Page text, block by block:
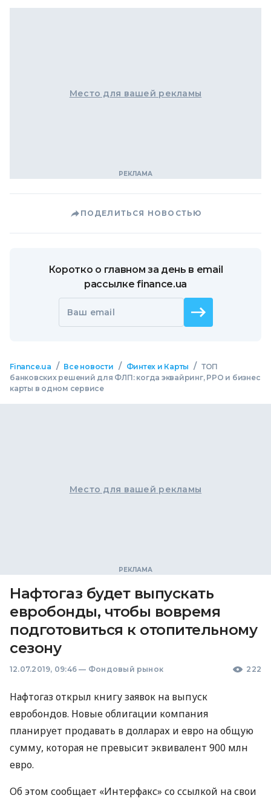
Место для вашей рекламы
ПОДЕЛИТЬСЯ НОВОСТЬЮ
Коротко о главном за день в email
рассылке finance.ua
Ваш email
Finance.ua / Все новости / Финтех и Карты / ТОП
банковских решений для ФЛП: когда эквайринг, РРО и бизнес
карты в одном сервисе
Место для вашей рекламы
Нафтогаз будет выпускать
евробонды, чтобы вовремя
подготовиться к отопительному
сезону
12.07.2019, 09:46 — Фондовый рынок 222
Нафтогаз открыл книгу заявок на выпуск
евробондов. Новые облигации компания
планирует продавать в долларах и евро на общую
сумму, которая не превысит эквивалент 900 млн
евро.
Об этом сообщает «Интерфакс» со ссылкой на свои